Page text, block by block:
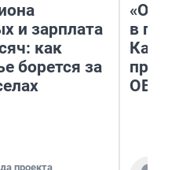
и зарплата
как
борется за
проекта
в
Как в
ОВЗ